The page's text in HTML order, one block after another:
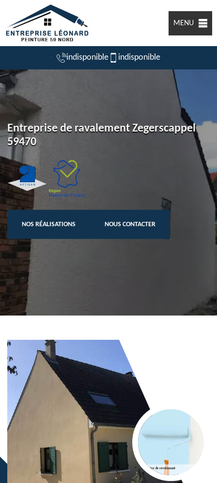
MENU
indisponible indisponible
Entreprise de ravalement Zegerscappel
59470
NOS RÉALISATIONS NOUS CONTACTER